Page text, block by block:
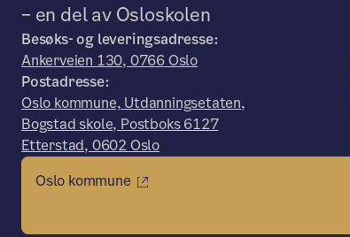
– en del av Osloskolen
Besøks- og leveringsadresse:
Ankerveien 130, 0766 Oslo
Postadresse:
Oslo kommune, Utdanningsetaten,
Bogstad skole, Postboks 6127
Etterstad, 0602 Oslo
Oslo kommune